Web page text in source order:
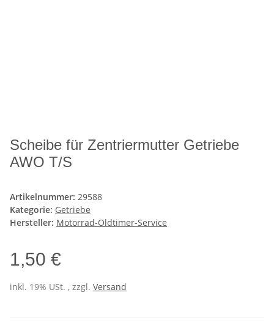
Scheibe für Zentriermutter Getriebe
AWO T/S
Artikelnummer: 29588
Kategorie: Getriebe
Hersteller: Motorrad-Oldtimer-Service
1,50 €
inkl. 19% USt. , zzgl. Versand